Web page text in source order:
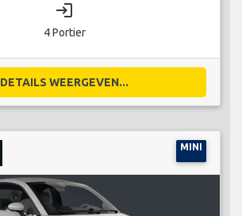
login
4 Portier
DETAILS WEERGEVEN...
MINI